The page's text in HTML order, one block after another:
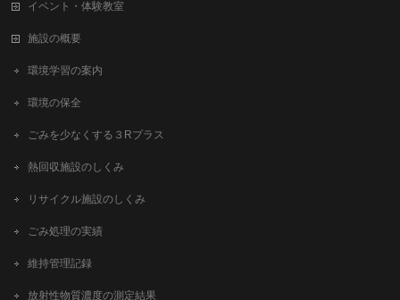
イベント・体験教室
施設の概要
環境学習の案内
環境の保全
ごみを少なくする３Rプラス
熱回収施設のしくみ
リサイクル施設のしくみ
ごみ処理の実績
維持管理記録
放射性物質濃度の測定結果